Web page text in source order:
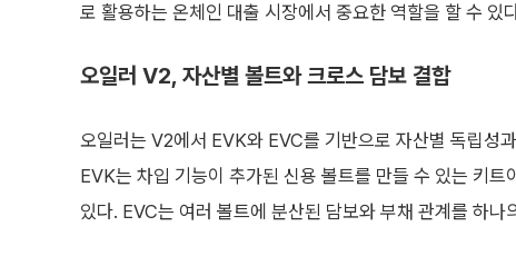
로 활용하는 온체인 대출 시장에서 중요한 역할을 할 수 있
오일러 V2, 자산별 볼트와 크로스 담보 결합
오일러는 V2에서 EVK와 EVC를 기반으로 자산별 독립성
EVK는 차입 기능이 추가된 신용 볼트를 만들 수 있는 키
있다. EVC는 여러 볼트에 분산된 담보와 부채 관계를 하